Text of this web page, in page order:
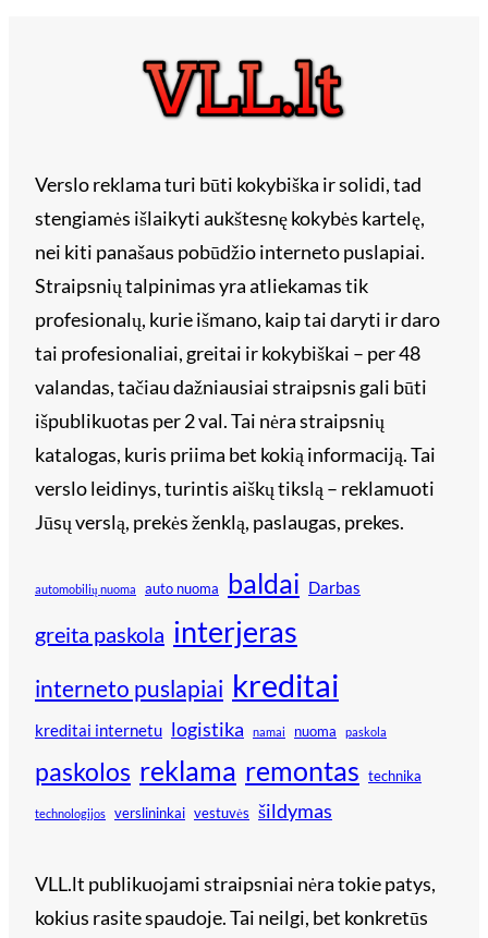
Verslo reklama turi būti kokybiška ir solidi, tad
stengiamės išlaikyti aukštesnę kokybės kartelę,
nei kiti panašaus pobūdžio interneto puslapiai.
Straipsnių talpinimas yra atliekamas tik
profesionalų, kurie išmano, kaip tai daryti ir daro
tai profesionaliai, greitai ir kokybiškai – per 48
valandas, tačiau dažniausiai straipsnis gali būti
išpublikuotas per 2 val. Tai nėra straipsnių
katalogas, kuris priima bet kokią informaciją. Tai
verslo leidinys, turintis aiškų tikslą – reklamuoti
Jūsų verslą, prekės ženklą, paslaugas, prekes.
automobilių nuoma auto nuoma baldai Darbas
greita paskola interjeras
interneto puslapiai kreditai
kreditai internetu logistika namai nuoma paskola
paskolos reklama remontas technika
technologijos verslininkai vestuvės šildymas
VLL.lt publikuojami straipsniai nėra tokie patys,
kokius rasite spaudoje. Tai neilgi, bet konkretūs